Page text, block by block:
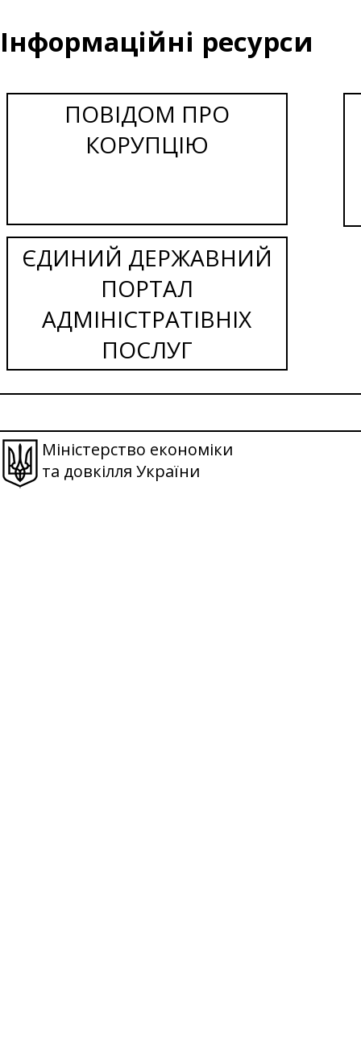
Інформаційні ресурси
ПОВІДОМ ПРО
КОРУПЦІЮ
ЄДИНИЙ ДЕРЖАВНИЙ
ПОРТАЛ
АДМІНІСТРАТІВНІХ
ПОСЛУГ
Міністерство економіки
та довкілля України